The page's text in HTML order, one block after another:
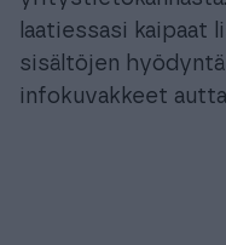
laatiessasi kaipaat
sisältöjen
infokuvakkeet